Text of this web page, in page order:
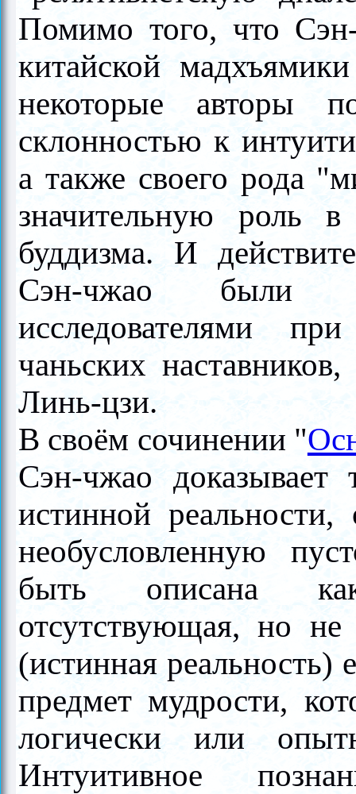
Помимо того, что Сэн-
китайской
некоторые авторы
склонностью к
а также своего рода
значительную роль в
буддизма. И
Сэн-чжао были
исследователями
чаньских
Линь-цзи.
В своём сочинении "
Сэн-чжао доказывает
истинной
необусловленную
быть описана
отсутствующая, но
(истинная реальность)
предмет мудрости,
логически или
Интуитивное